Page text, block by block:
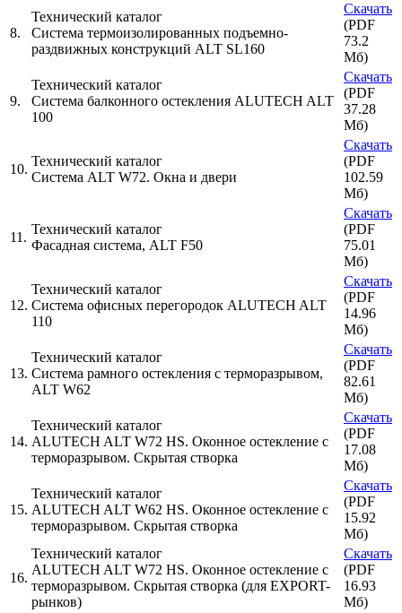
8.
Технический каталог
Система термоизолированных подъемно-
раздвижных конструкций ALT SL160
Скачать
(PDF
73.2
Мб)
9.
Технический каталог
Система балконного остекления ALUTECH ALT
100
Скачать
(PDF
37.28
Мб)
10.
Технический каталог
Система ALT W72. Окна и двери
Скачать
(PDF
102.59
Мб)
11.
Технический каталог
Фасадная система, ALT F50
Скачать
(PDF
75.01
Мб)
12.
Технический каталог
Система офисных перегородок ALUTECH ALT
110
Скачать
(PDF
14.96
Мб)
13.
Технический каталог
Система рамного остекления с терморазрывом,
ALT W62
Скачать
(PDF
82.61
Мб)
14.
Технический каталог
ALUTECH ALT W72 HS. Оконное остекление с
терморазрывом. Скрытая створка
Скачать
(PDF
17.08
Мб)
15.
Технический каталог
ALUTECH ALT W62 HS. Оконное остекление с
терморазрывом. Скрытая створка
Скачать
(PDF
15.92
Мб)
16.
Технический каталог
ALUTECH ALT W72 HS. Оконное остекление с
терморазрывом. Скрытая створка (для EXPORT-
рынков)
Скачать
(PDF
16.93
Мб)